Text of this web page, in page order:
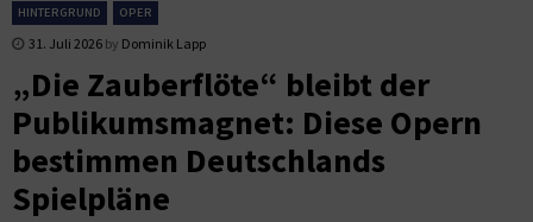
HINTERGRUND OPER
31. Juli 2026 by Dominik Lapp
„Die Zauberflöte“ bleibt der
Publikumsmagnet: Diese Opern
bestimmen Deutschlands
Spielpläne